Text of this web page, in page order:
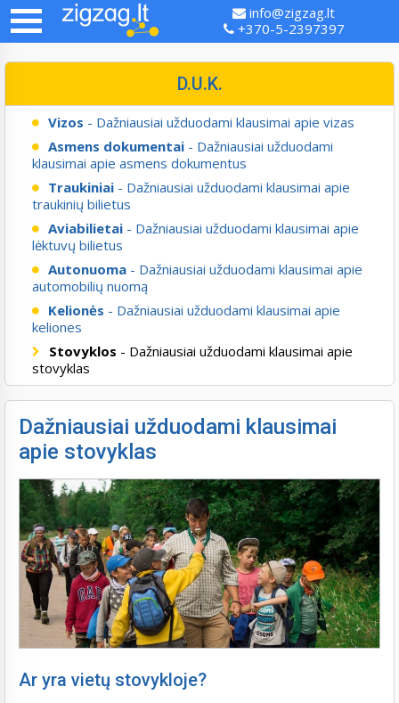
info@zigzag.lt
+370-5-2397397
Dažniausiai užduodami klausimai
apie stovyklas
Ar yra vietų stovykloje?
D.U.K.
Vizos - Dažniausiai užduodami klausimai apie vizas
Asmens dokumentai - Dažniausiai užduodami
klausimai apie asmens dokumentus
Traukiniai - Dažniausiai užduodami klausimai apie
traukinių bilietus
Aviabilietai - Dažniausiai užduodami klausimai apie
lėktuvų bilietus
Autonuoma - Dažniausiai užduodami klausimai apie
automobilių nuomą
Kelionės - Dažniausiai užduodami klausimai apie
keliones
Stovyklos - Dažniausiai užduodami klausimai apie
stovyklas